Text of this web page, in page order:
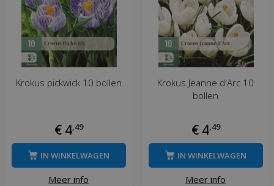
Krokus pickwick 10 bollen
€ 4,49
Meer info
IN WINKELWAGEN
Krokus Jeanne d'Arc 10
bollen
€ 4,49
Meer info
IN WINKELWAGEN